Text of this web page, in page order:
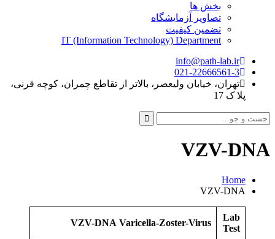
بخش ها
تصاویر آزمایشگاه
تضمین کیفیت
IT (Information Technology) Department
info@path-lab.ir
021-22666561-3
تهران، خیابان ولیعصر، بالاتر از تقاطع چمران، کوچه قرنی،
پلا ک 17
جست
و
برای:
VZV-DNA
Home
VZV-DNA
Lab
Test
VZV-DNA Varicella-Zoster-Virus